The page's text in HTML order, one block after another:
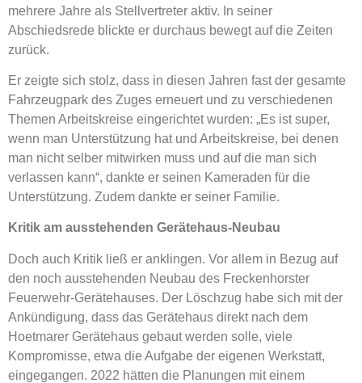
mehrere Jahre als Stellvertreter aktiv. In seiner
Abschiedsrede blickte er durchaus bewegt auf die Zeiten
zurück.
Er zeigte sich stolz, dass in diesen Jahren fast der gesamte
Fahrzeugpark des Zuges erneuert und zu verschiedenen
Themen Arbeitskreise eingerichtet wurden: „Es ist super,
wenn man Unterstützung hat und Arbeitskreise, bei denen
man nicht selber mitwirken muss und auf die man sich
verlassen kann“, dankte er seinen Kameraden für die
Unterstützung. Zudem dankte er seiner Familie.
Kritik am ausstehenden Gerätehaus-Neubau
Doch auch Kritik ließ er anklingen. Vor allem in Bezug auf
den noch ausstehenden Neubau des Freckenhorster
Feuerwehr-Gerätehauses. Der Löschzug habe sich mit der
Ankündigung, dass das Gerätehaus direkt nach dem
Hoetmarer Gerätehaus gebaut werden solle, viele
Kompromisse, etwa die Aufgabe der eigenen Werkstatt,
eingegangen. 2022 hätten die Planungen mit einem